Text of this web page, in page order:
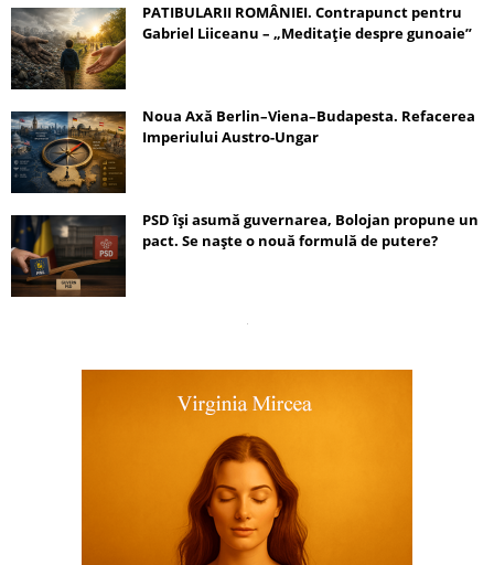
PATIBULARII ROMÂNIEI. Contrapunct pentru
Gabriel Liiceanu – „Meditație despre gunoaie”
Noua Axă Berlin–Viena–Budapesta. Refacerea
Imperiului Austro-Ungar
PSD își asumă guvernarea, Bolojan propune un
pact. Se naște o nouă formulă de putere?